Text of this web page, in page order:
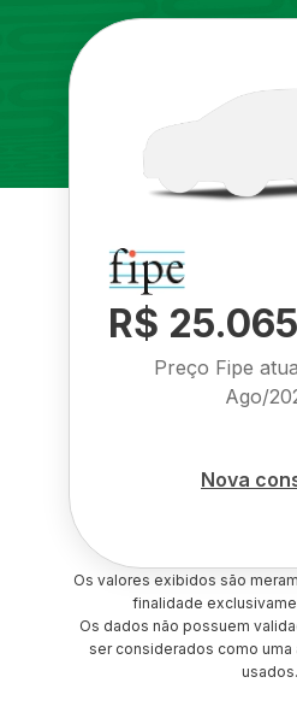
R$ 25.065
Preço Fipe
Ago/
Nova
Os valores exibidos são
finalidade
Os dados não possuem
ser considerados como
usados.